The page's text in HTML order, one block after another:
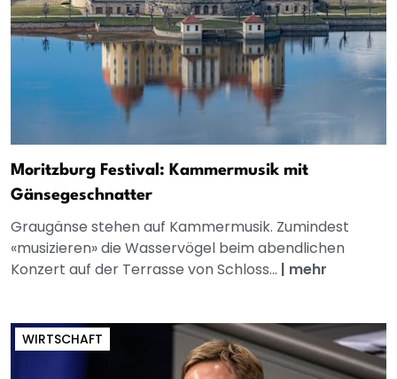
Moritzburg Festival: Kammermusik mit
Gänsegeschnatter
Graugänse stehen auf Kammermusik. Zumindest
«musizieren» die Wasservögel beim abendlichen
Konzert auf der Terrasse von Schloss... | mehr
WIRTSCHAFT